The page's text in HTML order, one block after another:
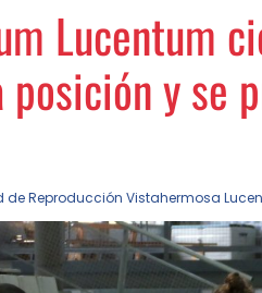
Lucentum
posición y se
de Reproducción Vistahermosa